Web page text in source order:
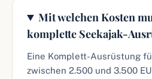
Mit welchen Kosten
komplette Seekajak-
Eine Komplett-Ausrüstung
zwischen 2.500 und 3.500